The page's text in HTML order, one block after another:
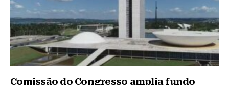
Comissão do Congresso amplia fundo